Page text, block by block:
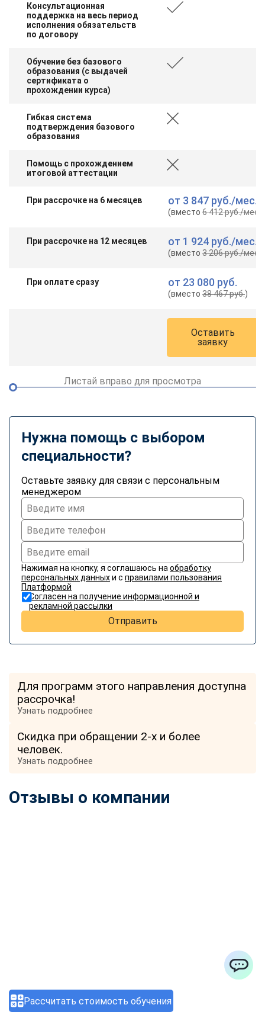
Рассчитать стоимость обучения
Консультационная
поддержка на весь период
исполнения обязательств
по договору
Обучение без базового
образования (с выдачей
сертификата о
прохождении курса)
Гибкая система
подтверждения базового
образования
Помощь с прохождением
итоговой аттестации
При рассрочке на 6 месяцев от 3 847 руб./мес.
(вместо6 412 руб./мес.
При рассрочке на 12 месяцев от 1 924 руб./мес.
(вместо3 206 руб./мес.
При оплате сразу от 23 080 руб.
(вместо38 467 руб.)
Оставить
заявку
Листай вправо для просмотра
Нужна помощь с выбором
специальности?
Оставьте заявку для связи с персональным
менеджером
Нажимая на кнопку, я соглашаюсь на обработку
персональных данныхи с правилами пользования
Платформой
Согласен на получение информационной и
рекламной рассылки
Отправить
Для программ этого направления доступна
рассрочка!
Узнать подробнее
Скидка при обращении 2-х и более
человек.
Узнать подробнее
Отзывы о компании
ChatApp
online
Мессенджеры
Свяжитесь с нами через любой удобный мессенджер!
Telegram
Max